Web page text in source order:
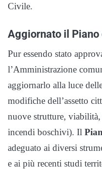
Civile.
Aggiornato il
Pur essendo stato
l’Amministrazione
aggiornarlo alla luce
modifiche dell’assetto
nuove strutture,
incendi boschivi). Il
adeguato ai diversi
e ai più recenti studi